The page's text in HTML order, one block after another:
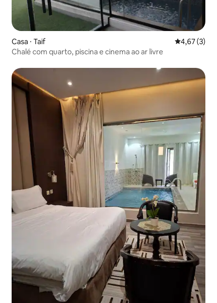
Casa ⋅ Taif 4,67 de
4,67 (3)
Chalé com quarto, piscina e cinema ao ar livre